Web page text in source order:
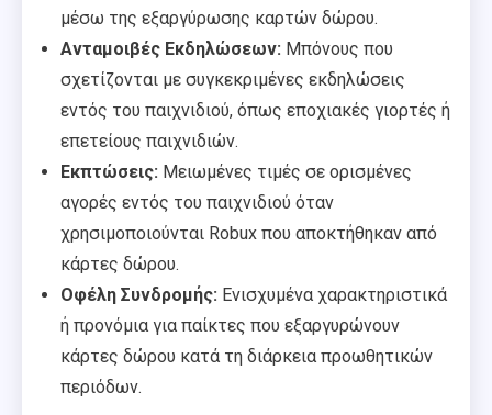
μέσω της εξαργύρωσης καρτών δώρου.
Ανταμοιβές Εκδηλώσεων: Μπόνους που
σχετίζονται με συγκεκριμένες εκδηλώσεις
εντός του παιχνιδιού, όπως εποχιακές γιορτές ή
επετείους παιχνιδιών.
Εκπτώσεις: Μειωμένες τιμές σε ορισμένες
αγορές εντός του παιχνιδιού όταν
χρησιμοποιούνται Robux που αποκτήθηκαν από
κάρτες δώρου.
Οφέλη Συνδρομής: Ενισχυμένα χαρακτηριστικά
ή προνόμια για παίκτες που εξαργυρώνουν
κάρτες δώρου κατά τη διάρκεια προωθητικών
περιόδων.